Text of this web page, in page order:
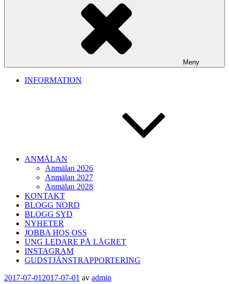
Meny
INFORMATION
ANMÄLAN
Anmälan 2026
Anmälan 2027
Anmälan 2028
KONTAKT
BLOGG NORD
BLOGG SYD
NYHETER
JOBBA HOS OSS
UNG LEDARE PÅ LÄGRET
INSTAGRAM
GUDSTJÄNSTRAPPORTERING
Publicerat
2017-07-01 2017-07-01 av admin